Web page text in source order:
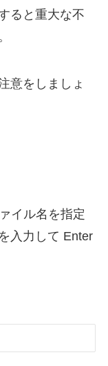
ると重大な不
意をしましょ
イル名を指定
入力して Enter